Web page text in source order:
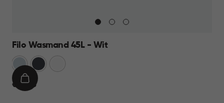
Filo Wasmand 45L - Wit
BlauwAntraciet
€
€ 13,95
IN